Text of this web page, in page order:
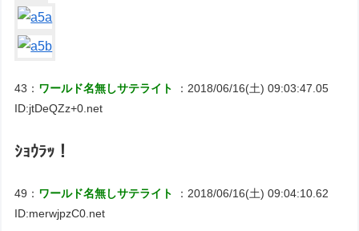
43： ワールド名無しサテライト
：2018/06/16(土) 09:03:47.05
ID:jtDeQZz+0.net
ｼｮｳﾗｯ！
49： ワールド名無しサテライト
：2018/06/16(土) 09:04:10.62
ID:merwjpzC0.net